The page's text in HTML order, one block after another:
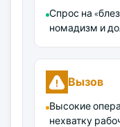
Спрос на
номадизм и
Вызов
Высокие
нехватку